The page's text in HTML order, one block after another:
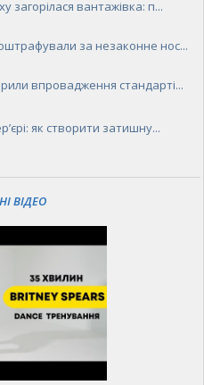
загорілася вантажівка: п...
за незаконне нос...
впровадження стандарті...
як створити затишну...
ВІДЕО